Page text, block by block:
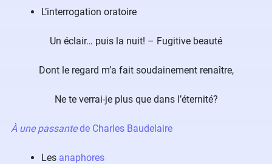
L’interrogation oratoire
Un éclair… puis la nuit! – Fugitive beauté
Dont le regard m’a fait soudainement renaître,
Ne te verrai-je plus que dans l’éternité?
À une passantede Charles Baudelaire
Les anaphores